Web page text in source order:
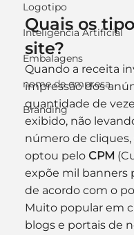
Logotipo
Inteligência Artificial
Embalagens
nome de empresa
Branding
Quais os
site?
Quando a receita
impressão dos
quantidade de
exibido, não
número de
optou pelo CPM
expõe mil banners
de acordo com o
Muito popular em
blogs e portais de